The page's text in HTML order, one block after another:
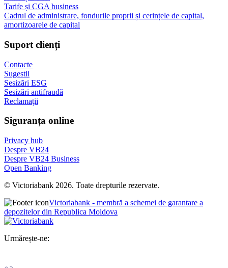
Tarife și CGA business
Cadrul de administrare, fondurile proprii și cerințele de capital,
amortizoarele de capital
Suport clienți
Contacte
Sugestii
Sesizări ESG
Sesizări antifraudă
Reclamații
Siguranța online
Privacy hub
Despre VB24
Despre VB24 Business
Open Banking
© Victoriabank 2026. Toate drepturile rezervate.
Victoriabank - membră a schemei de garantare a
depozitelor din Republica Moldova
Urmărește-ne: